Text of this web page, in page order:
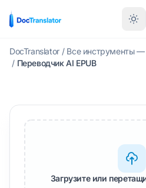
DocTranslator / Все инструменты
/ Переводчик AI EPUB
Загрузите или